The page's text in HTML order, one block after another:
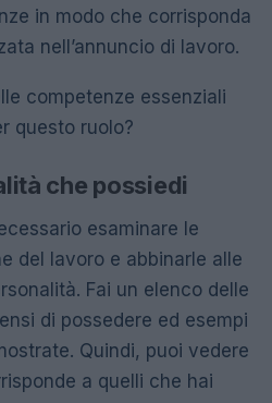
in modo che corrisponda
nell’annuncio di lavoro.
competenze essenziali
questo ruolo?
che possiedi
esaminare le
del lavoro e abbinarle alle
Fai un elenco delle
di possedere ed esempi
Quindi, puoi vedere
a quelli che hai